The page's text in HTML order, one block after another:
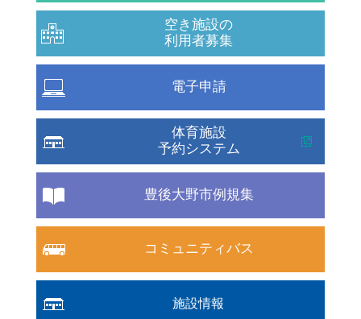
空き施設の
利用者募集
電子申請
体育施設
予約システム
豊後大野市例規集
コミュニティバス
施設情報